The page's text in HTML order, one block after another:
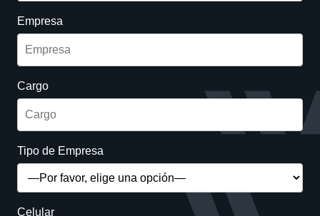
Empresa
Cargo
Tipo de Empresa
Celular